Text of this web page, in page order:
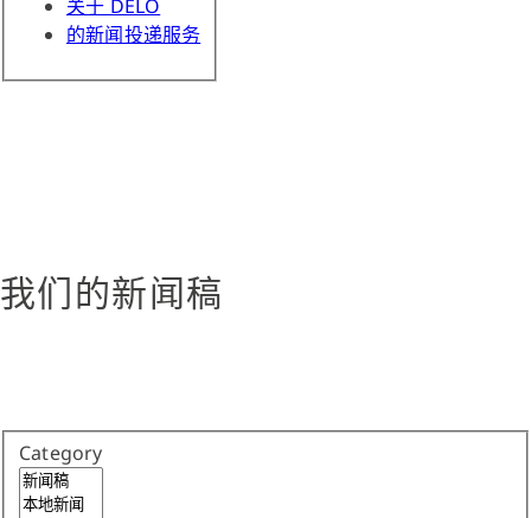
关于 DELO
的新闻投递服务
我们的新闻稿
Category